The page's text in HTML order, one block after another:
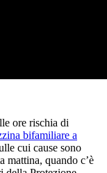
ore rischia di
bifamiliare a
cui cause sono
mattina, quando c’è